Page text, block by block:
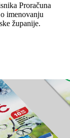
Proračuna
imenovanju
županije.